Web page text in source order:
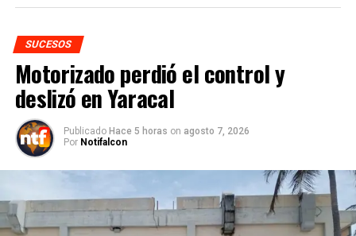
SUCESOS
Motorizado perdió el control y
deslizó en Yaracal
Publicado Hace 5 horas on agosto 7, 2026
Por Notifalcon